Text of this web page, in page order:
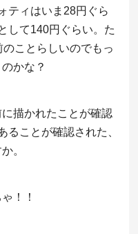
ティはいま28円ぐら
して140円ぐらい。た
ことらしいのでもっ
かな？
描かれたことが確認
ることが確認された、
。
！！